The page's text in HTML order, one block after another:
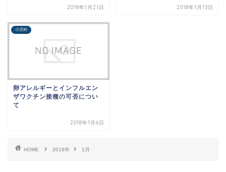
2018年1月21日 2018年1月13日
小児科
卵アレルギーとインフルエン
ザワクチン接種の可否につい
て
2018年1月6日
HOME 2018年 1月